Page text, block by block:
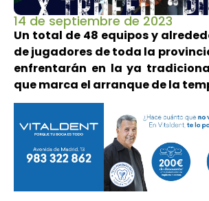
14 de septiembre de 2023
Un total de 48 equipos y
de jugadores de toda la
enfrentarán en la ya
que marca el arranque de la